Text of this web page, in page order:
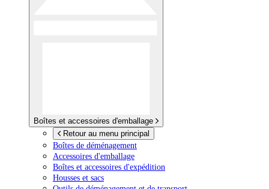
Boîtes et accessoires d'emballage
Retour au menu principal
Boîtes de déménagement
Accessoires d'emballage
Boîtes et accessoires d'expédition
Housses et sacs